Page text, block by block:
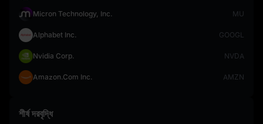
Micron Technology, Inc. MU
Alphabet Inc. GOOGL
Nvidia Corp. NVDA
Amazon.Com Inc. AMZN
শীর্ষ দরবৃদ্ধি